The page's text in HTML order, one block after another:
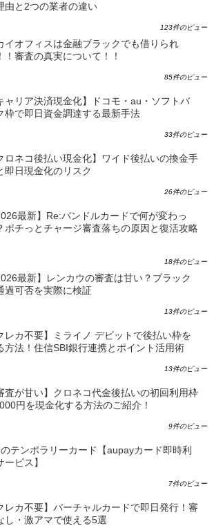
由と2つの業者の違い
123件のビュー
イオフィスは金融ブラックでも借りられ
！審査の真実について！！
85件のビュー
ャリア決済現金化】ドコモ・au・ソフトバ
枠で即日資金調達する最新手法
33件のビュー
ロネコ後払い現金化】ワイド後払いの換金手
即日現金化のリスク
26件のビュー
最新】Re:バンドルカードで何が変わっ
ポチっとチャージ審査落ちの原因と復活攻略
18件のビュー
最新】レンカウの審査は甘い？ブラック
過可否を実際に検証
13件のビュー
レカ不要】ミライノ デビットで後払い枠を
方法！住信SBI銀行連携とポイント活用術
13件のビュー
査が甘い】クロネコ代金後払いの初回利用枠
円を現金化する方法のご紹介！
9件のビュー
テンポラリーカード【aupayカード即時利
ービス】
7件のビュー
レカ不要】バーチャルカードで即日発行！審
し・激アマで使える5選